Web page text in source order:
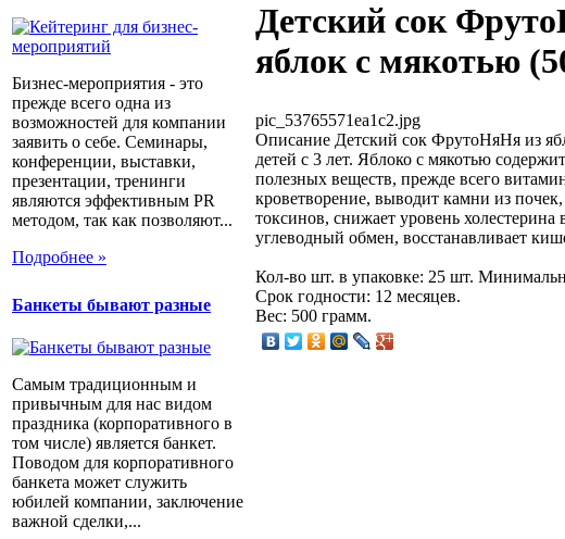
Бизнес-мероприятия - это
прежде всего одна из
возможностей для компании
заявить о себе. Семинары,
конференции, выставки,
презентации, тренинги
являются эффективным PR
методом, так как позволяют...
Подробнее »
Банкеты бывают разные
Самым традиционным и
привычным для нас видом
праздника (корпоративного в
том числе) является банкет.
Поводом для корпоративного
банкета может служить
юбилей компании, заключение
важной сделки,...
Детский сок
яблок с мякотью
pic_53765571ea1c2.jpg
Описание Детский сок ФрутоНяНя из
детей с 3 лет. Яблоко с мякотью
полезных веществ, прежде всего
кроветворение, выводит камни из
токсинов, снижает уровень холестерина
углеводный обмен, восстанавливает
Кол-во шт. в упаковке: 25 шт.
Срок годности: 12 месяцев.
Вес: 500 грамм.